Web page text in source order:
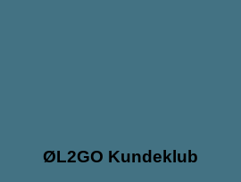
ØL2GO Kundeklub